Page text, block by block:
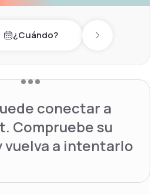
day¿Cuándo? Next day
conectar a
Compruebe su
vuelva a intentarlo